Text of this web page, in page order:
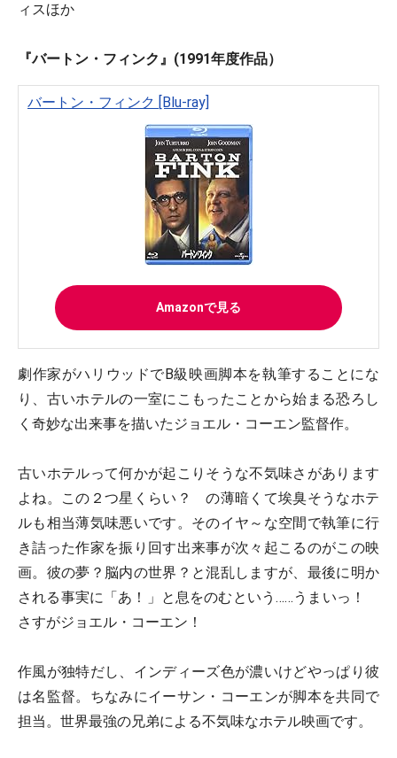
ィスほか
『バートン・フィンク』 (1991年度作品）
バートン・フィンク [Blu-ray]
Amazonで見る
劇作家がハリウッドでB級映画脚本を執筆することにな
り、古いホテルの一室にこもったことから始まる恐ろし
く奇妙な出来事を描いたジョエル・コーエン監督作。
古いホテルって何かが起こりそうな不気味さがあります
よね。この２つ星くらい？ の薄暗くて埃臭そうなホテ
ルも相当薄気味悪いです。そのイヤ～な空間で執筆に行
き詰った作家を振り回す出来事が次々起こるのがこの映
画。彼の夢？脳内の世界？と混乱しますが、最後に明か
される事実に「あ！」と息をのむという……うまいっ！
さすがジョエル・コーエン！
作風が独特だし、インディーズ色が濃いけどやっぱり彼
は名監督。ちなみにイーサン・コーエンが脚本を共同で
担当。世界最強の兄弟による不気味なホテル映画です。